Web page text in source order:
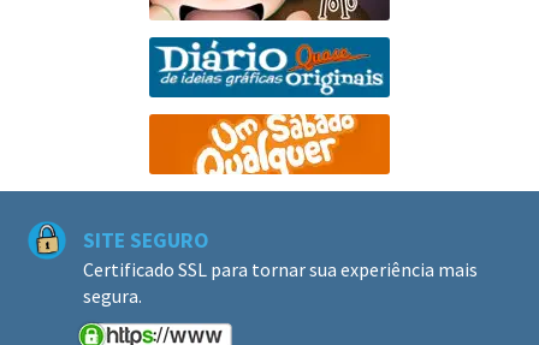
SITE SEGURO
Certificado SSL para tornar sua experiência mais
segura.